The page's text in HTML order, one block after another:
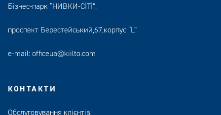
Бізнес-парк “НИВКИ-СІТІ”,
проспект Берестейський,67,корпус “L”
e-mail: officeua@kiilto.com
КОНТАКТИ
Обслуговування клієнтів: